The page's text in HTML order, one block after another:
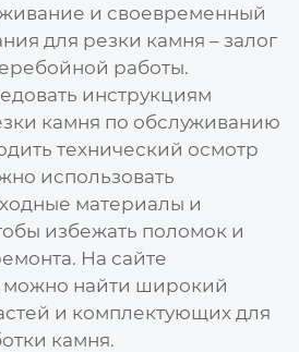
и своевременный
для резки камня – залог
работы.
инструкциям
камня по обслуживанию
технический осмотр
использовать
материалы и
избежать поломок и
На сайте
можно найти широкий
и комплектующих для
камня.